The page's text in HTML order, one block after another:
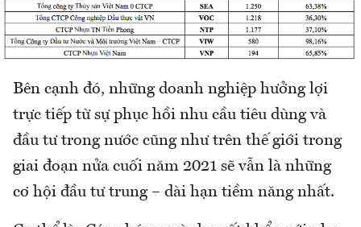
Bên cạnh đó, những doanh nghiệp hưởng lợi
trực tiếp từ sự phục hồi nhu cầu tiêu dùng và
đầu tư trong nước cũng như trên thế giới trong
giai đoạn nửa cuối năm 2021 sẽ vẫn là những
cơ hội đầu tư trung – dài hạn tiềm năng nhất.